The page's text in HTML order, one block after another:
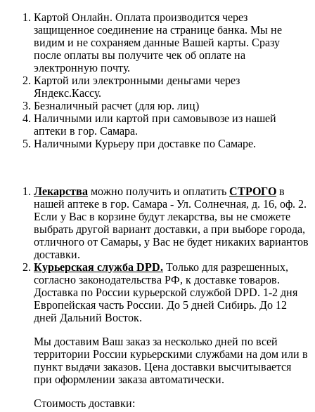
Картой Онлайн. Оплата производится через
защищенное соединение на странице банка. Мы не
видим и не сохраняем данные Вашей карты. Сразу
после оплаты вы получите чек об оплате на
электронную почту.
Картой или электронными деньгами через
Яндекс.Кассу.
Безналичный расчет (для юр. лиц)
Наличными или картой при самовывозе из нашей
аптеки в гор. Самара.
Наличными Курьеру при доставке по Самаре.
Лекарства можно получить и оплатить СТРОГО в
нашей аптеке в гор. Самара - Ул. Солнечная, д. 16, оф. 2.
Если у Вас в корзине будут лекарства, вы не сможете
выбрать другой вариант доставки, а при выборе города,
отличного от Самары, у Вас не будет никаких вариантов
доставки.
Курьерская служба DPD. Только для разрешенных,
согласно законодательства РФ, к доставке товаров.
Доставка по России курьерской службой DPD. 1-2 дня
Европейская часть России. До 5 дней Сибирь. До 12
дней Дальний Восток.
Мы доставим Ваш заказ за несколько дней по всей
территории России курьерскими службами на дом или в
пункт выдачи заказов. Цена доставки высчитывается
при оформлении заказа автоматически.
Стоимость доставки: